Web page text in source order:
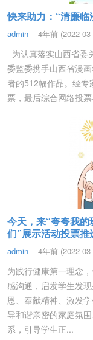
快来助力：“清廉
admin 4年前 (2022-
为认真落实山西省委
委监委携手山西省漫
者的512幅作品。经专
票，最后综合网络投
今天，来“夸夸我
们”展示活动投票推
admin 4年前 (2022-
为践行健康第一理念
感沟通，启发学生发
恩、奉献精神、激发
导和谐亲密的家庭氛
系，引导学生正...